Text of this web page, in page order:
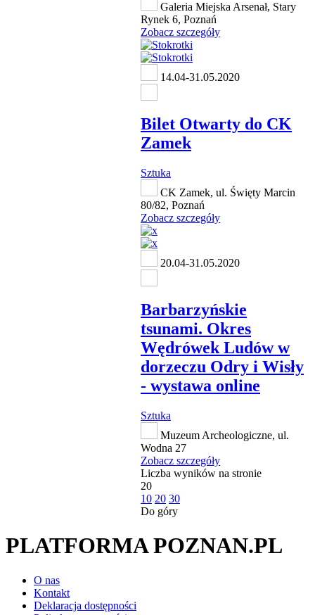
Galeria Miejska Arsenał, Stary
Rynek 6, Poznań
Zobacz szczegóły
14.04-31.05.2020
Bilet Otwarty do CK
Zamek
Sztuka
CK Zamek, ul. Święty Marcin
80/82, Poznań
Zobacz szczegóły
20.04-31.05.2020
Barbarzyńskie
tsunami. Okres
Wędrówek Ludów w
dorzeczu Odry i Wisły
- wystawa online
Sztuka
Muzeum Archeologiczne, ul.
Wodna 27
Zobacz szczegóły
Liczba wyników na stronie
20
10 20 30
Do góry
PLATFORMA POZNAN.PL
O nas
Kontakt
Deklaracja dostępności